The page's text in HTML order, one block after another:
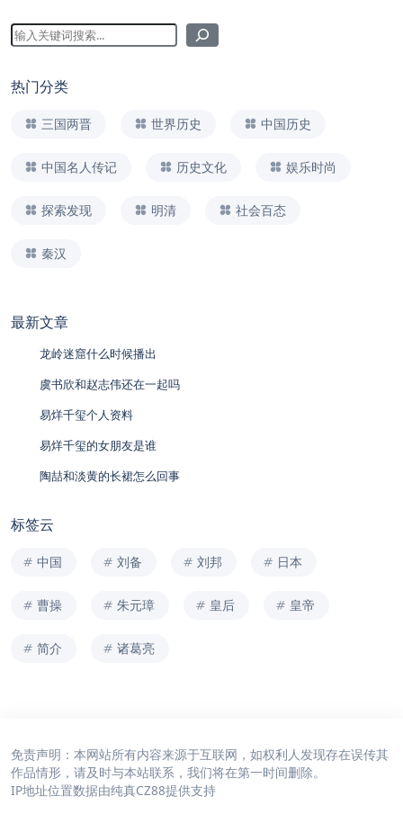
热门分类
三国两晋 世界历史 中国历史
中国名人传记 历史文化 娱乐时尚
探索发现 明清 社会百态
秦汉
最新文章
龙岭迷窟什么时候播出
虞书欣和赵志伟还在一起吗
易烊千玺个人资料
易烊千玺的女朋友是谁
陶喆和淡黄的长裙怎么回事
标签云
中国 刘备 刘邦 日本
曹操 朱元璋 皇后 皇帝
简介 诸葛亮
免责声明：本网站所有内容来源于互联网，如权利人发现存在误传其
作品情形，请及时与本站联系，我们将在第一时间删除。
IP地址位置数据由纯真CZ88提供支持